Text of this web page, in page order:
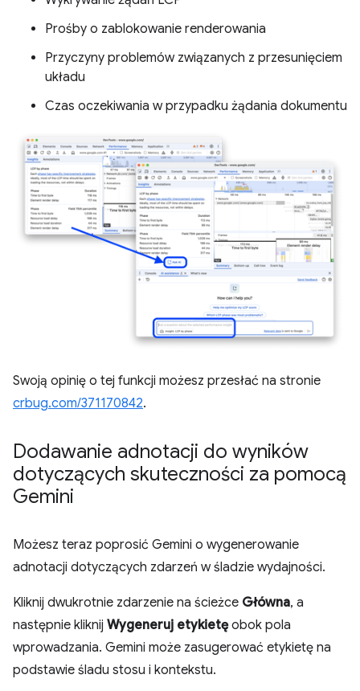
Prośby o zablokowanie renderowania
Przyczyny problemów związanych z przesunięciem
układu
Czas oczekiwania w przypadku żądania dokumentu
Swoją opinię o tej funkcji możesz przesłać na stronie
crbug.com/371170842.
Dodawanie adnotacji do wyników
dotyczących skuteczności za pomocą
Gemini
Możesz teraz poprosić Gemini o wygenerowanie
adnotacji dotyczących zdarzeń w śladzie wydajności.
Kliknij dwukrotnie zdarzenie na ścieżce Główna, a
następnie kliknij Wygeneruj etykietęobok pola
wprowadzania. Gemini może zasugerować etykietę na
podstawie śladu stosu i kontekstu.